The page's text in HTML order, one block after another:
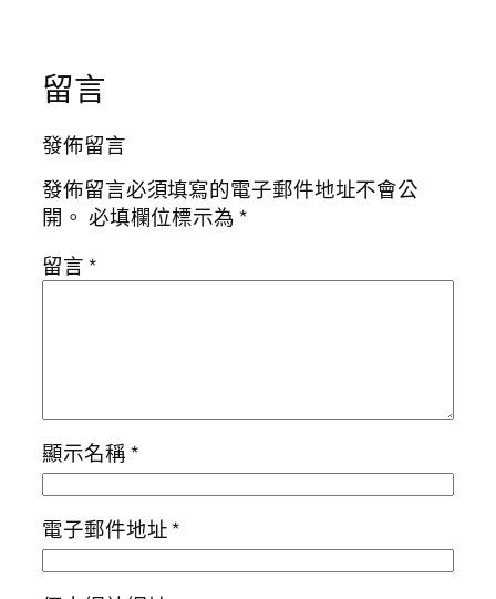
留言
發佈留言
發佈留言必須填寫的電子郵件地址不會公
開。 必填欄位標示為*
留言*
顯示名稱*
電子郵件地址*